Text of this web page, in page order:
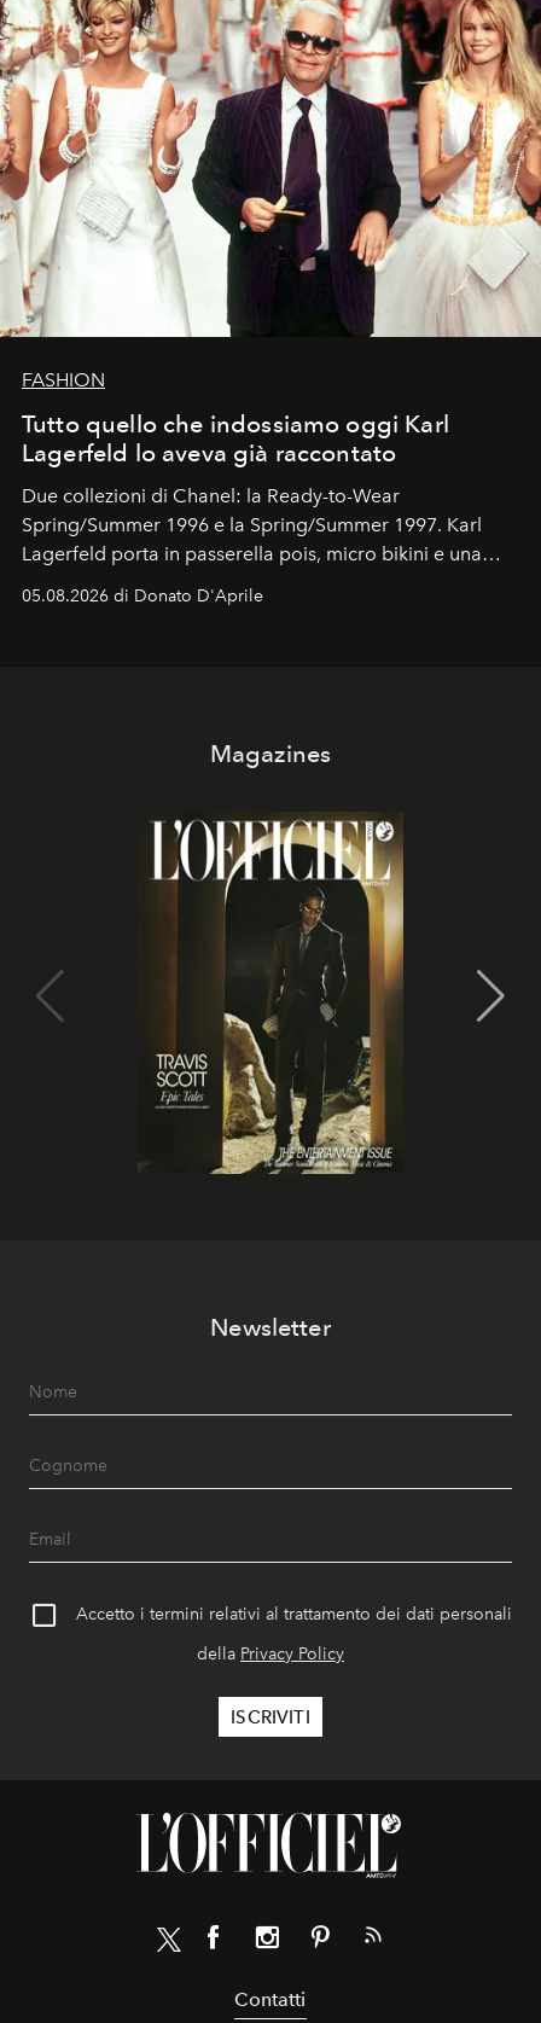
FASHION
Tutto quello che indossiamo oggi Karl
Lagerfeld lo aveva già raccontato
Due collezioni di Chanel: la Ready-to-Wear
Spring/Summer 1996 e la Spring/Summer 1997. Karl
Lagerfeld porta in passerella pois, micro bikini e una
logomania pensata per la spiaggia
Kate, Claudia e Carla una dietro l'altra. Trent'anni dopo,
05.08.2026 di Donato D'Aprile
Magazines
Newsletter
Accetto i termini relativi al trattamento dei dati personali
della Privacy Policy
Contatti